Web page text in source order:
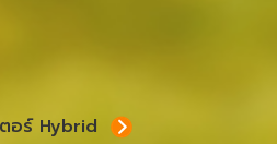
ตอร์ Hybrid